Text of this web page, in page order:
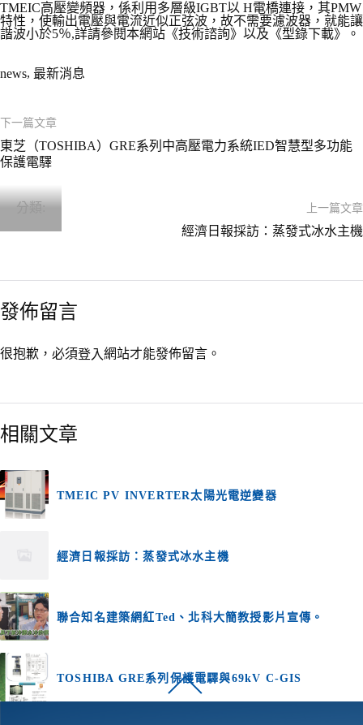
TMEIC高壓變頻器，係利用多層級IGBT以 H電橋連接，其PMW
特性，使輸出電壓與電流近似正弦波，故不需要濾波器，就能讓
諧波小於5％,詳請參閱本網站《技術諮詢》以及《型錄下載》。
分類:
news, 最新消息
下一篇文章
東芝（TOSHIBA）GRE系列中高壓電力系統IED智慧型多功能
保護電驛
上一篇文章
經濟日報採訪：蒸發式冰水主機
發佈留言
很抱歉，必須登入網站才能發佈留言。
相關文章
TMEIC PV INVERTER太陽光電逆變器
經濟日報採訪：蒸發式冰水主機
聯合知名建築網紅Ted、北科大簡教授影片宣傳。
TOSHIBA GRE系列保護電驛與69kV C-GIS